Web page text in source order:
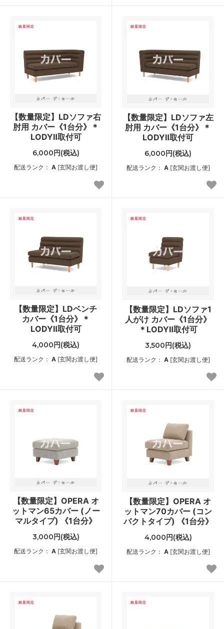
【数量限定】LDソファ右
肘用 カバー《1台分》＊
LODYⅡ取付可
6,000円(税込)
配送ランク： A [玄関お渡し便]
【数量限定】LDソファ左
肘用 カバー《1台分》＊
LODYⅡ取付可
6,000円(税込)
配送ランク： A[玄関お渡し便]
【数量限定】LDベンチ
カバー《1台分》＊
LODYⅡ取付可
4,000円(税込)
配送ランク： A [玄関お渡し便]
【数量限定】LDソファ1
人がけ カバー《1台分》
＊LODYⅡ取付可
3,500円(税込)
配送ランク： A[玄関お渡し便]
【数量限定】OPERA オ
ットマン65カバー (ノー
マルタイプ) 《1台分》
3,000円(税込)
配送ランク： A [玄関お渡し便]
【数量限定】OPERA オ
ットマン70カバー (コン
パクトタイプ) 《1台分》
4,000円(税込)
配送ランク： A[玄関お渡し便]